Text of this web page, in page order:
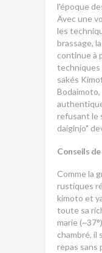
l'époque
Avec une
les
brassage,
continue à
techniques
sakés
refusant le
daiginjo"
Conseils
Comme la
rustiques
kimoto et
toute sa
marie
chambré, il
repas sans